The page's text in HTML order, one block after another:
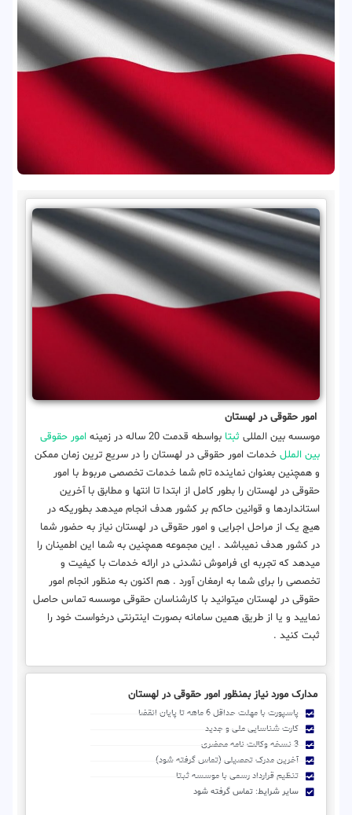
امور حقوقی در لهستان
موسسه بین المللی ثبتا بواسطه قدمت 20 ساله در زمینه
امور حقوقی
بین الملل خدمات امور حقوقی در لهستان را در سریع ترین زمان ممکن
و همچنین بعنوان نماینده تام شما خدمات تخصصی مربوط با امور
حقوقی در لهستان را بطور کامل از ابتدا تا انتها و مطابق با آخرین
استانداردها و قوانین حاکم بر کشور هدف انجام میدهد بطوریکه در
هیچ یک از مراحل اجرایی و امور حقوقی در لهستان نیاز به حضور شما
در کشور هدف نمیباشد . این مجموعه همچنین به شما این اطمینان را
میدهد که تجربه ای فراموش نشدنی در ارائه خدمات با کیفیت و
تخصصی را برای شما به ارمغان آورد . هم اکنون به منظور انجام امور
حقوقی در لهستان میتوانید با کارشناسان حقوقی موسسه تماس حاصل
نمایید و یا از طریق همین سامانه بصورت اینترنتی درخواست خود را
ثبت کنید .
مدارک مورد نیاز بمنظور امور حقوقی در لهستان
پاسپورت با مهلت حداقل 6 ماهه تا پایان انقضا
کارت شناسایی ملی و جدید
3 نسخه وکالت نامه محضری
آخرین مدرک تحصیلی (تماس گرفته شود)
تنظیم قرارداد رسمی با موسسه ثبتا
سایر شرایط: تماس گرفته شود